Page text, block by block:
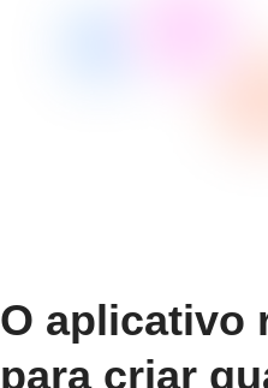
O aplicativo
para criar